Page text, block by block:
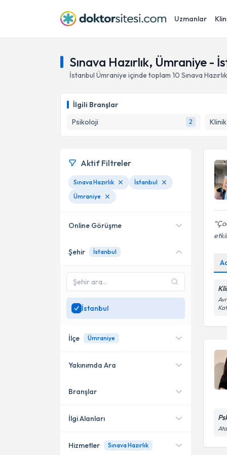
Uzmanlar
Sınava Hazırlık, Ümraniye -
İstanbul Ümraniye içinde toplam 10 Sınava Hazırlık
İlgili Branşlar
Psikoloji
2
Aktif Filtreler
Sınava Hazırlık
İstanbul
Ümraniye
Online Görüşme
Online danışmanlık sunan
Sadeceİstanbul
uzman ara
Şehir İstanbul
İstanbul
İlçe Ümraniye
Kadıköy
Bakırköy
Yakınımda Ara
Konumuma yakın uzmanları
Branşlar
Psikoloji
İlgi Alanları
Hizmetler Sınava Hazırlık